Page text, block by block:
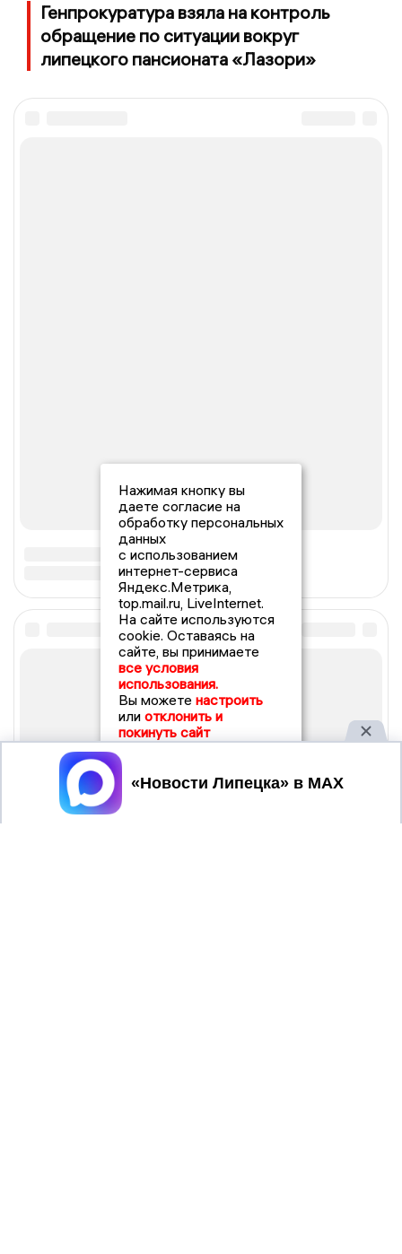
Генпрокуратура взяла на контроль
обращение по ситуации вокруг
липецкого пансионата «Лазори»
Нажимая кнопку вы
даете согласие на
обработку персональных
данных
с использованием
интернет-сервиса
Яндекс.Метрика,
top.mail.ru, LiveInternet.
На сайте используются
cookie. Оставаясь на
сайте, вы принимаете
все условия
использования.
Вы можете настроить
или отклонить и
покинуть сайт
Принять